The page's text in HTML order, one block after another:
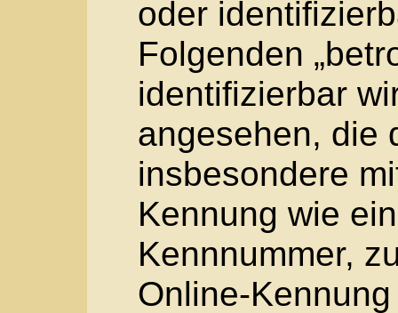
b) betroffene
Betroffene Person
identifizierbare
Verarbeitung
werden.